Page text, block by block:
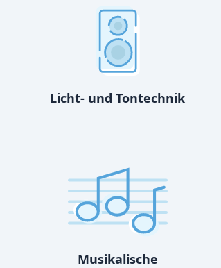
Licht- und Tontechnik
Musikalische